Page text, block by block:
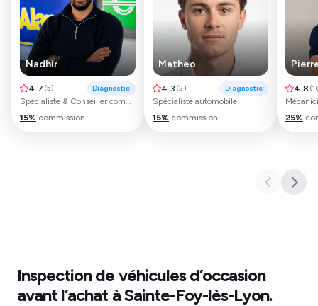
Nadhir
4.7 (5) Diagnostic
Spécialiste & Conseiller commercial automobile
15% commission
Matheo
4.3 (2) Diagnostic
Spécialiste automobile
15% commission
4.8 (
25%
Inspection de véhicules d’occasion
avant l’achat àSainte-Foy-lès-Lyon.